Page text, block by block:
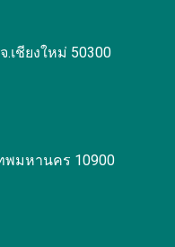
.เชียงใหม่ 50300
พมหานคร 10900